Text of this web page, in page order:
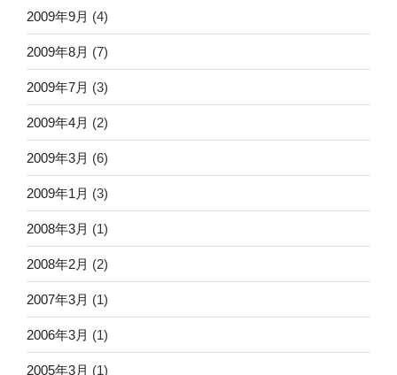
2009年9月 (4)
2009年8月 (7)
2009年7月 (3)
2009年4月 (2)
2009年3月 (6)
2009年1月 (3)
2008年3月 (1)
2008年2月 (2)
2007年3月 (1)
2006年3月 (1)
2005年3月 (1)